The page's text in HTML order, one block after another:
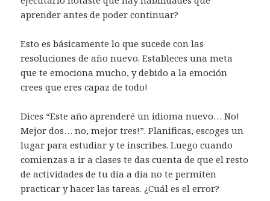
aprender antes de poder continuar?
Esto es básicamente lo que sucede con las
resoluciones de año nuevo. Estableces una meta
que te emociona mucho, y debido a la emoción
crees que eres capaz de todo!
Dices “Este año aprenderé un idioma nuevo… No!
Mejor dos… no, mejor tres!”. Planificas, escoges un
lugar para estudiar y te inscribes. Luego cuando
comienzas a ir a clases te das cuenta de que el resto
de actividades de tu día a día no te permiten
practicar y hacer las tareas. ¿Cuál es el error?